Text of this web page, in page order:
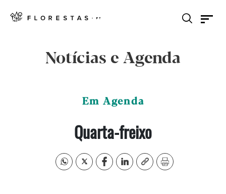
Notícias e Agenda
Em Agenda
Quarta-freixo